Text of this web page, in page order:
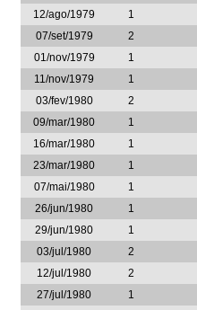
12/ago/1979
1
07/set/1979
2
01/nov/1979
1
11/nov/1979
1
03/fev/1980
2
09/mar/1980
1
16/mar/1980
1
23/mar/1980
1
07/mai/1980
1
26/jun/1980
1
29/jun/1980
1
03/jul/1980
2
12/jul/1980
2
27/jul/1980
1